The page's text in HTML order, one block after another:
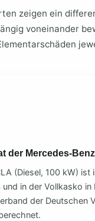
zeigen ein
voneinander
der Mercedes-
(Diesel, 100 kW)
in der Vollkasko
der Deutschen